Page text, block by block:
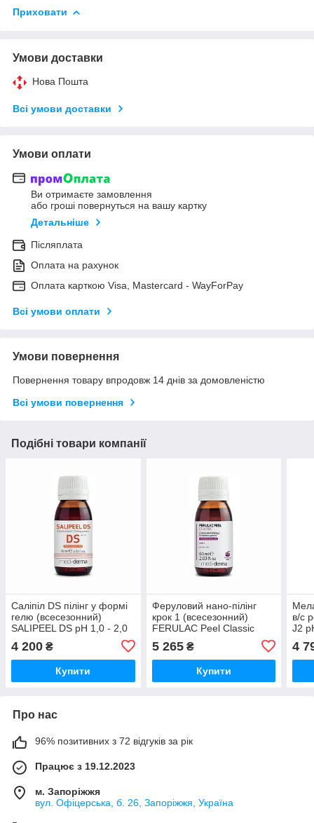
Приховати
Умови доставки
Нова Пошта
Всі умови доставки
Умови оплати
Ви отримаєте замовлення
або гроші повернуться на вашу картку
Детальніше
Післяплата
Оплата на рахунок
Оплата карткою Visa, Mastercard - WayForPay
Всі умови оплати
Умови повернення
Повернення товару впродовж 14 днів за домовленістю
Всі умови повернення
Подібні товари компанії
Cаліпіл DS пілінг у формі
гелю (всесезонний)
SALIPEEL DS pH 1,0 - 2,0
4 200 ₴
Купити
Феруловий нано-пілінг
крок 1 (всесезонний)
FERULAC Peel Classic
Medi+derma, 60 мл
5 265₴
Купити
в/с
J2
4
Про нас
96% позитивних з 72 відгуків за рік
Працює з 19.12.2023
м. Запоріжжя
вул. Офіцерська, б. 26, Запоріжжя, Україна